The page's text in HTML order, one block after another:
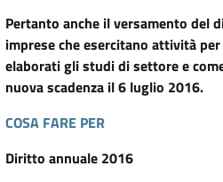
Pertanto anche il versamento del
imprese che esercitano attività
elaborati gli studi di settore e
nuova scadenza il 6 luglio 2016.
COSA FARE PER
Diritto annuale 2016